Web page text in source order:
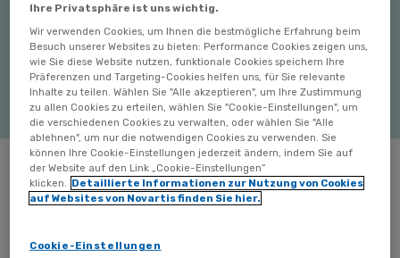
initiiert konkrete Maßnahmen, die das allgemeine
Bewusstsein stärken, Prävention fördern,
Patient*innenpfade optimieren und Forschung
vorantreiben sollen.
Unser Beitrag
Ihre Privatsphäre ist uns wichtig.
Wir verwenden Cookies, um Ihnen die bestmögliche Erfahrung beim
Besuch unserer Websites zu bieten: Performance Cookies zeigen uns,
wie Sie diese Website nutzen, funktionale Cookies speichern Ihre
Präferenzen und Targeting-Cookies helfen uns, für Sie relevante
Inhalte zu teilen. Wählen Sie "Alle akzeptieren", um Ihre Zustimmung
zu allen Cookies zu erteilen, wählen Sie "Cookie-Einstellungen", um
die verschiedenen Cookies zu verwalten, oder wählen Sie "Alle
ablehnen", um nur die notwendigen Cookies zu verwenden. Sie
können Ihre Cookie-Einstellungen jederzeit ändern, indem Sie auf
der Website auf den Link „Cookie-Einstellungen“
klicken.
Detaillierte Informationen zur Nutzung von Cookies
auf Websites von Novartis finden Sie hier.
Cookie-Einstellungen